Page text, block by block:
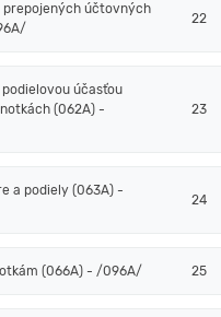
prepojených účtovných
22
účasťou
(062A) -
23
a podiely (063A) -
24
(066A) - /096A/ 25